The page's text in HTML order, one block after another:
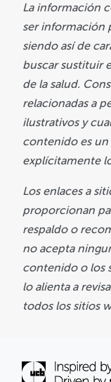
Durante
las
trayecto en
La información
ser información
siendo así de
buscar sustituir
de la salud.
relacionadas a
ilustrativos y
contenido es
explícitamente
Los enlaces a
proporcionan
respaldo o
no acepta
contenido o los
lo alienta a
todos los sitios